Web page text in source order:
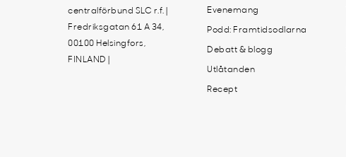
centralförbund SLC r.f. |
Fredriksgatan 61 A 34,
00100 Helsingfors,
FINLAND |
Evenemang
Podd: Framtidsodlarna
Debatt & blogg
Utlåtanden
Recept